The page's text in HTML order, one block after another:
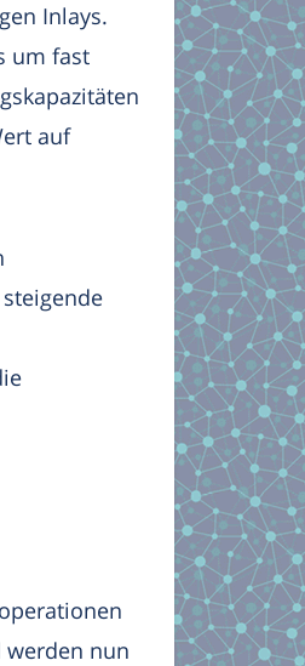
Inlays.
um fast
auf
werden nun